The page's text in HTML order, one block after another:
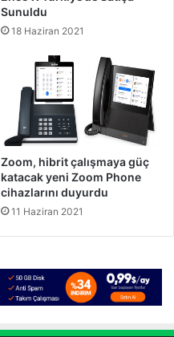
Sunuldu
18 Haziran 2021
Zoom, hibrit çalışmaya güç
katacak yeni Zoom Phone
cihazlarını duyurdu
11 Haziran 2021